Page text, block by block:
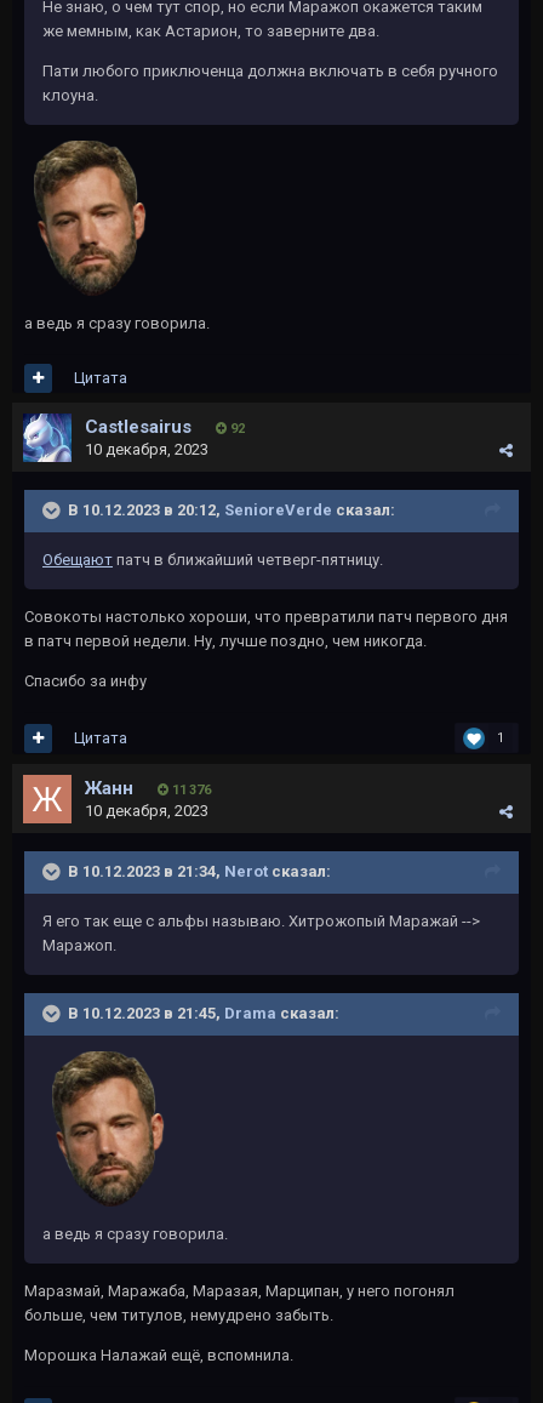
Не знаю, о чем тут спор, но если Маражоп окажется таким
же мемным, как Астарион, то заверните два.
Пати любого приключенца должна включать в себя ручного
клоуна.
а ведь я сразу говорила.
Цитата
Castlesairus 92
10 декабря, 2023
В 10.12.2023 в 20:12, SenioreVerde сказал:
Обещают патч в ближайший четверг-пятницу.
Совокоты настолько хороши, что превратили патч первого дня
в патч первой недели. Ну, лучше поздно, чем никогда.
Спасибо за инфу
1
Цитата
Жанн 11 376
10 декабря, 2023
В 10.12.2023 в 21:34, Nerot сказал:
Я его так еще с альфы называю. Хитрожопый Маражай -->
Маражоп.
В 10.12.2023 в 21:45, Drama сказал:
а ведь я сразу говорила.
Маразмай, Маражаба, Маразая, Марципан, у него погонял
больше, чем титулов, немудрено забыть.
Морошка Налажай ещё, вспомнила.